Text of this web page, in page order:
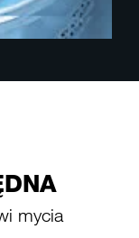
mycia